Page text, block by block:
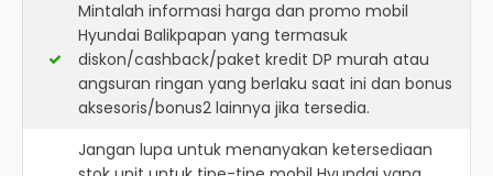
Mintalah informasi harga dan promo mobil
Hyundai Balikpapan yang termasuk
diskon/cashback/paket kredit DP murah atau
angsuran ringan yang berlaku saat ini dan bonus
aksesoris/bonus2 lainnya jika tersedia.
Jangan lupa untuk menanyakan ketersediaan